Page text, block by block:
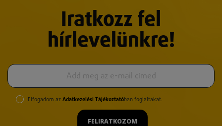
Iratkozz fel
hírlevelünkre!
Elfogadom az Adatkezelési Tájékoztatóban foglaltakat.
FELIRATKOZOM